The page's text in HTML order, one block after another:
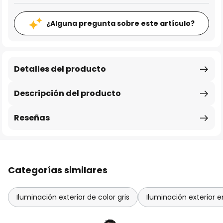
¿Alguna pregunta sobre este artículo?
Descripción del producto
Detalles del producto
Reseñas
Categorías similares
Iluminación exterior de color gris Iluminación exterior